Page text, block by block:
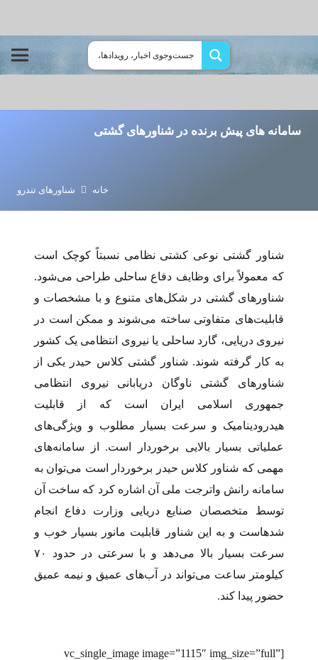
سامانه های پیش برنده در شناورهای گشتی
خانه شناورهای تندرو
شناور گشتی نوعی کشتی نظامی نسبتاً کوچک است
که معمولاً برای وظایف دفاع ساحلی طراحی می‌شود.
شناورهای گشتی در شکل‌های متنوع و با مشخصات و
قابلیت‌های متفاوتی ساخته می‌شوند و ممکن است در
نیروی دریایی، گارد ساحلی یا نیروی انتظامی یک کشور
به کار گرفته شوند. شناور گشتی کلاس حیدر یکی از
شناورهای گشتی ناوگان دریابانی نیروی انتظامی
جمهوری اسلامی ایران است که از قابلیت
هیدرودینامیک و سرعت بسیار مطلوب و ویژگی‌های
عملیاتی بسیار بالایی برخوردار است. از سامانه‌های
مهمی که شناور کلاس حیدر برخوردار است می‌توان به
سامانه رانش واترجت ملی آن اشاره کرد که ساخت آن
توسط متخصصان صنایع دریایی وزارت دفاع انجام
شده­است و به این شناور قابلیت مانور بسیار خوب و
سرعت بسیار بالا می‌دهد و با سرعتی در حدود ۷۰
کیلومتر ساعت می‌تواند در آب‌های عمیق و نیمه ­عمیق
حضور پیدا کند.
[vc_single_image image=”1115″ img_size=”full”